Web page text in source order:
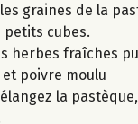
les graines de la
petits cubes.
herbes fraîches
poivre moulu
la